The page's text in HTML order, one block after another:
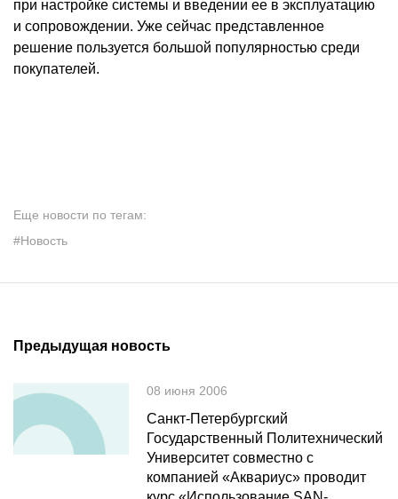
при настройке системы и введении ее в эксплуатацию
и сопровождении. Уже сейчас представленное
решение пользуется большой популярностью среди
покупателей.
Еще новости по тегам:
#Новость
Предыдущая новость
08 июня 2006
Санкт-Петербургский
Государственный Политехнический
Университет совместно с
компанией «Аквариус» проводит